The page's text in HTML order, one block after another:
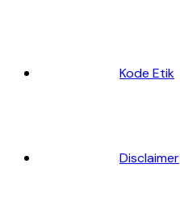
Kode Etik
Disclaimer